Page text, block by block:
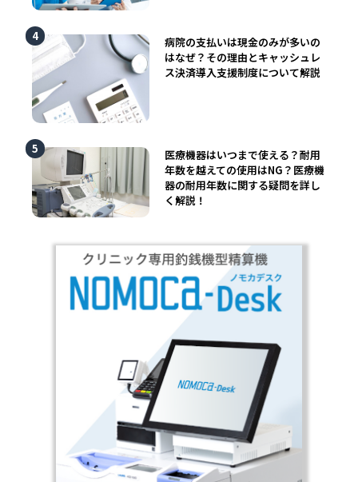
病院の支払いは現金のみが多いの
はなぜ？その理由とキャッシュレ
ス決済導入支援制度について解説
医療機器はいつまで使える？耐用
年数を越えての使用はNG？医療機
器の耐用年数に関する疑問を詳し
く解説！